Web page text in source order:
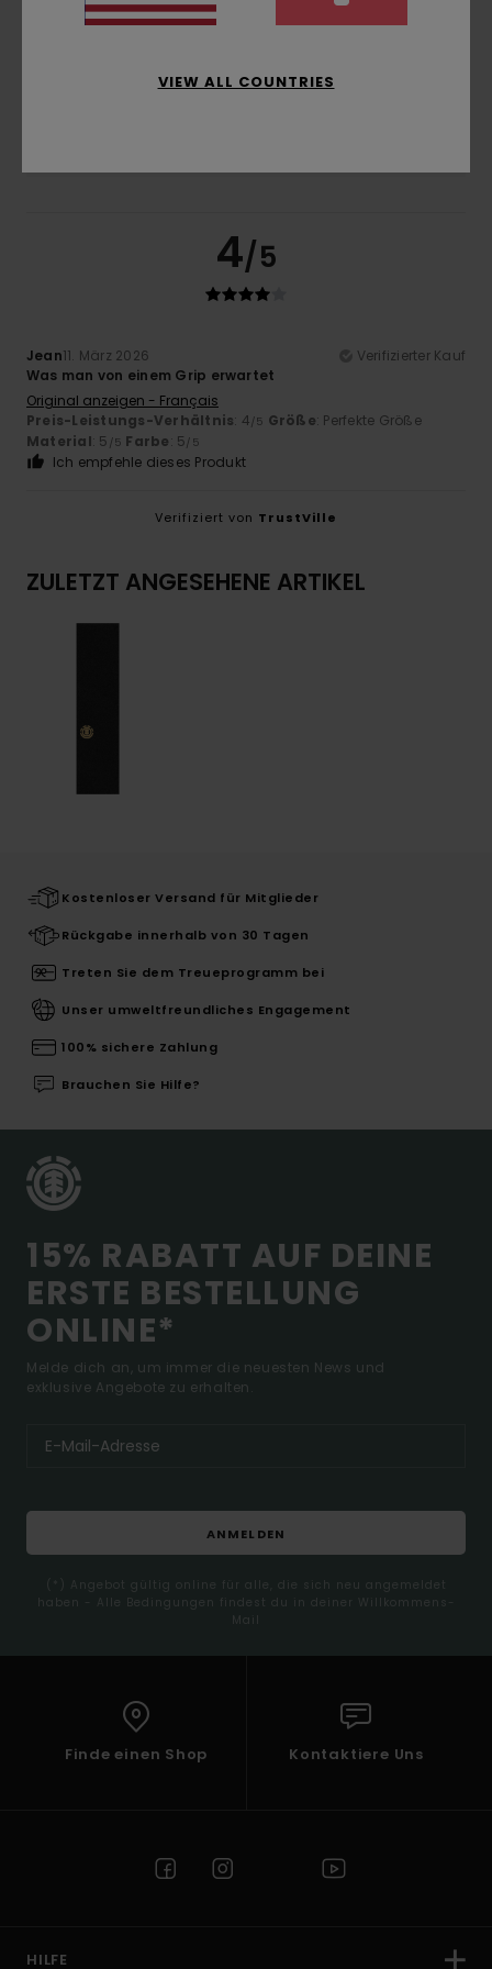
Größe
4/5
Jean11. März 2026
Verifizierter Kauf
Was man von einem Grip erwartet
Original anzeigen - Français
Preis-Leistungs-Verhältnis: 4/5 Größe: Perfekte Größe
Material: 5 /5 Farbe: 5/5
Ich empfehle dieses Produkt
Verifiziert von TrustVille
ZULETZT ANGESEHENE ARTIKEL
Kostenloser Versand für Mitglieder
Rückgabe innerhalb von 30 Tagen
Treten Sie dem Treueprogramm bei
Unser umweltfreundliches Engagement
100% sichere Zahlung
Brauchen Sie Hilfe?
15% RABATT AUF DEINE
ERSTE BESTELLUNG
ONLINE*
Melde dich an, um immer die neuesten News und
exklusive Angebote zu erhalten.
ANMELDEN
(*) Angebot gültig online für alle, die sich neu angemeldet
haben - Alle Bedingungen findest du in deiner Willkommens-
Mail
Finde einen Shop Kontaktiere Uns
HILFE
VIEW ALL COUNTRIES